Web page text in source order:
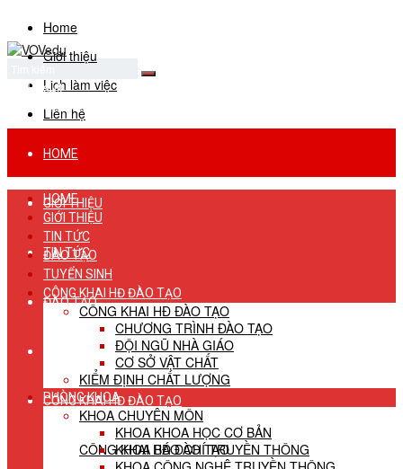
Home
Giới thiệu
Lịch làm việc
Liên hệ
No Result
View All Result
HOME
GIỚI THIỆU
TIN TỨC
ĐÀO TẠO
TUYỂN SINH
CÔNG KHAI HĐ ĐÀO TẠO
CÔNG KHAI HĐ ĐÀO TẠO
HOME
GIỚI THIỆU
TIN TỨC
ĐÀO TẠO
TUYỂN SINH
CÔNG KHAI HĐ ĐÀO TẠO
CÔNG KHAI HĐ ĐÀO TẠO
CHƯƠNG TRÌNH ĐÀO TẠO
ĐỘI NGŨ NHÀ GIÁO
CƠ SỞ VẬT CHẤT
KIỂM ĐỊNH CHẤT LƯỢNG
PHÒNG KHOA
KHOA CHUYÊN MÔN
KHOA KHOA HỌC CƠ BẢN
KHOA BÁO CHÍ TRUYỀN THÔNG